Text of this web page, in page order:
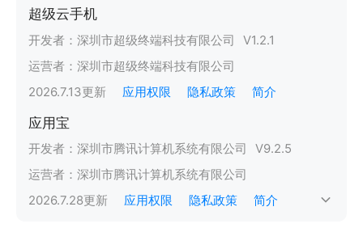
超级云手机
开发者： 深圳市超级终端科技有限公司 V1.2.1
运营者： 深圳市超级终端科技有限公司
2026.7.13更新 应用权限 隐私政策 简介
应用宝
开发者： 深圳市腾讯计算机系统有限公司 V9.2.5
运营者： 深圳市腾讯计算机系统有限公司
2026.7.28更新 应用权限 隐私政策 简介